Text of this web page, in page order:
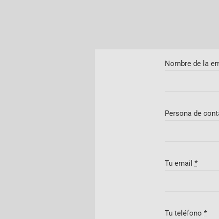
Nombre de la
Persona de
Tu email*
Tu teléfono*